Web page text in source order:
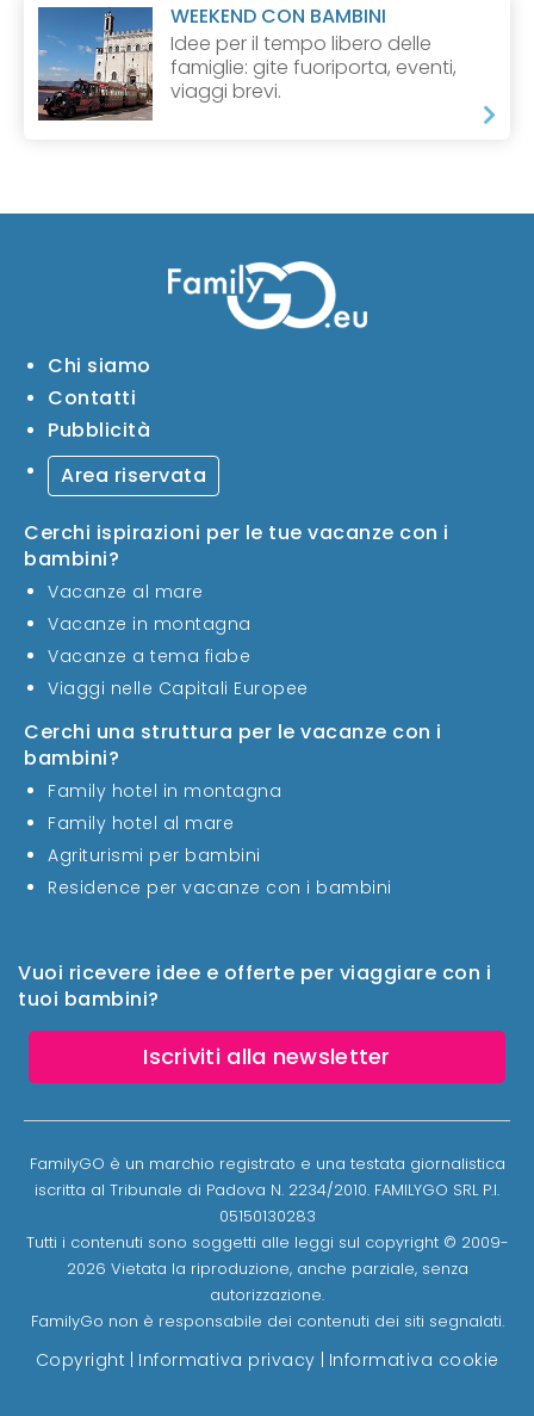
WEEKEND CON BAMBINI
Idee per il tempo libero delle
famiglie: gite fuoriporta, eventi,
viaggi brevi.
Vuoi ricevere idee e offerte per viaggiare con i
tuoi bambini?
Iscriviti alla newsletter
Chi siamo
Contatti
Pubblicità
Area riservata
Cerchi ispirazioni per le tue vacanze con i
bambini?
Vacanze al mare
Vacanze in montagna
Vacanze a tema fiabe
Viaggi nelle Capitali Europee
Cerchi una struttura per le vacanze con i
bambini?
Family hotel in montagna
Family hotel al mare
Agriturismi per bambini
Residence per vacanze con i bambini
FamilyGO è un marchio registrato e una testata giornalistica
iscritta al Tribunale di Padova N. 2234/2010. FAMILYGO SRL P.I.
05150130283
Tutti i contenuti sono soggetti alle leggi sul copyright © 2009-
2026 Vietata la riproduzione, anche parziale, senza
autorizzazione.
FamilyGo non è responsabile dei contenuti dei siti segnalati.
Copyright | Informativa privacy | Informativa cookie